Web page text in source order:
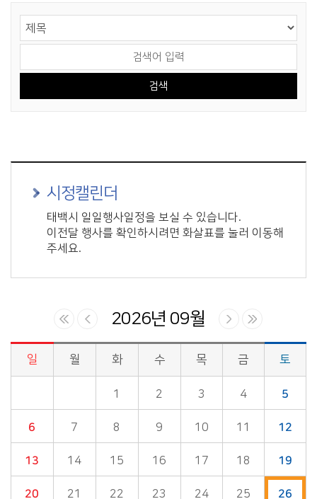
시정캘린더
태백시 일일행사일정을 보실 수 있습니다.
이전달 행사를 확인하시려면 화살표를 눌러 이동해
주세요.
2026년 09월
시정소식>시정 캘린더 게시판의 (2026년 09월) 달력형태로 일정명, 일정내용을 제공합니다.
일 월 화 수 목 금 토
1 2 3 4 5
6 7 8 9 10 11 12
13 14 15 16 17 18 19
20 21 22 23 24 25 26